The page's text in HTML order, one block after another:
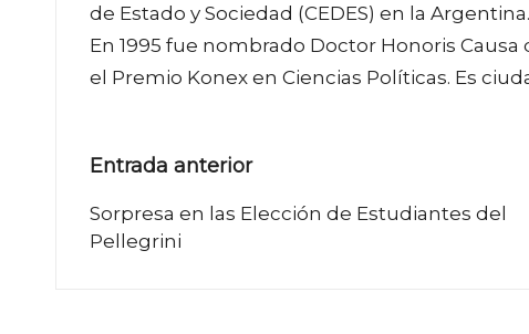
de Estado y Sociedad (CEDES) en la Argentina.
En 1995 fue nombrado Doctor Honoris
el Premio Konex en Ciencias Políticas. Es
Navegación
de
entradas
Entrada anterior
Sorpresa en las Elección de Estudiantes del
Pellegrini